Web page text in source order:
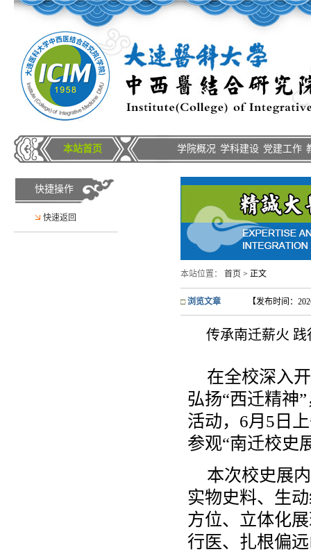
本站首页 学院概况 学科建设 党建工作
快捷操作
快速返回
本站位置： 首页 > 正文
□浏览文章 【发布时间：
传承南迁薪火
在全校深入
弘扬“西迁精神
活动，6月5日
参观“南迁校史
本次校史展
实物史料、生
方位、立体化
行医、扎根偏